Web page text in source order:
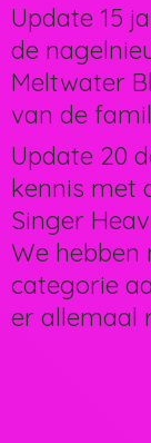
Update 15
de
Meltwater
van de
Update 20
kennis met
Singer
We hebben
categorie
er allemaal